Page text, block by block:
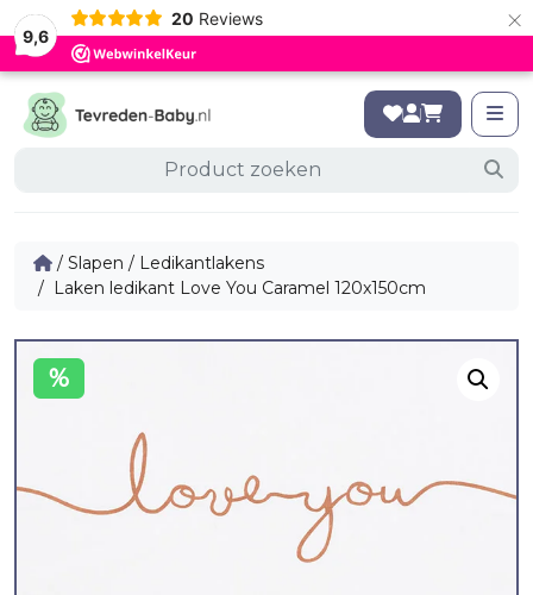
9,6
20 Reviews ×
/ Slapen / Ledikantlakens
/ Laken ledikant Love You Caramel 120x150cm
%